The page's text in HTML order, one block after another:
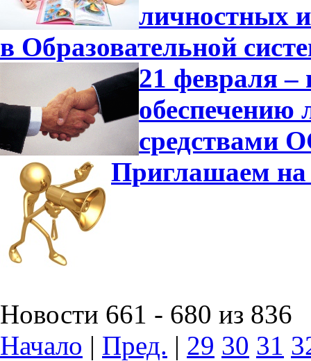
личностных
в Образовательной
21 февраля
обеспечению
средствами
Приглашаем на
Новости 661 - 680 из 836
Начало | Пред. | 29 30 31